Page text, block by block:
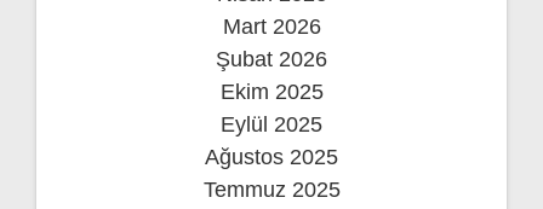
Mart 2026
Şubat 2026
Ekim 2025
Eylül 2025
Ağustos 2025
Temmuz 2025